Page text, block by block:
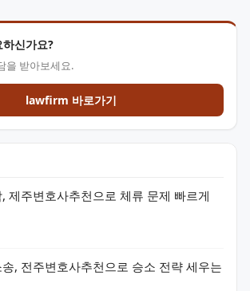
신가요?
을 받아보세요.
lawfirm 바로가기
제주변호사추천으로 체류 문제 빠르게
, 전주변호사추천으로 승소 전략 세우는